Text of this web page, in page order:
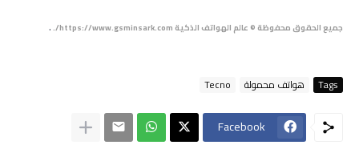
جميع الحقوق محفوظة © عالم الهواتف الذكية https://www.gsminsark.com/. .
Tags هواتف محمولة Tecno
Facebook